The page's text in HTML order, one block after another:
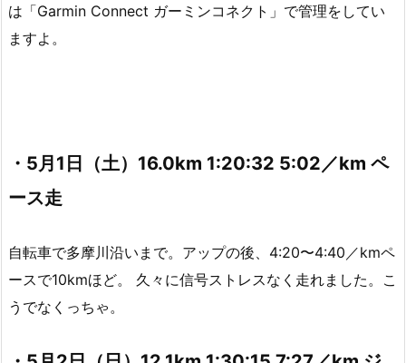
は「Garmin Connect ガーミンコネクト」で管理をしてい
ますよ。
・5月1日（土）16.0km 1:20:32 5:02／km ペ
ース走
自転車で多摩川沿いまで。アップの後、4:20〜4:40／kmペ
ースで10kmほど。 久々に信号ストレスなく走れました。こ
うでなくっちゃ。